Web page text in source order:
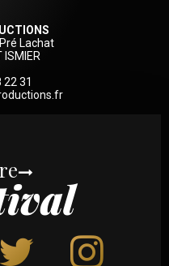
Lachat
22 31